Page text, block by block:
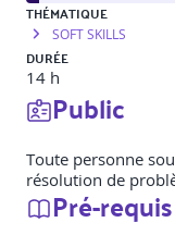
THÉMATIQUE
SOFT SKILLS
DURÉE
14 h
Public
Toute personne
résolution de
Pré-requis